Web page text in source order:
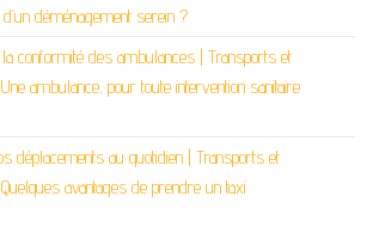
déménagement serein ?
conformité des ambulances | Transports et
Une ambulance, pour toute intervention sanitaire
déplacements au quotidien | Transports et
Quelques avantages de prendre un taxi